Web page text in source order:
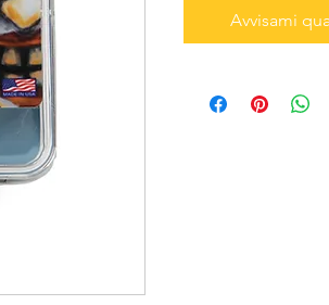
Avvisami